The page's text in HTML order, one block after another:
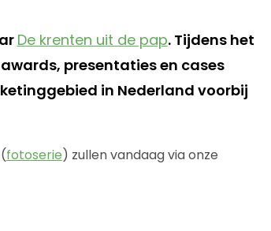
De krenten uit de pap. Tijdens het
presentaties en cases
in Nederland voorbij
(fotoserie) zullen vandaag via onze